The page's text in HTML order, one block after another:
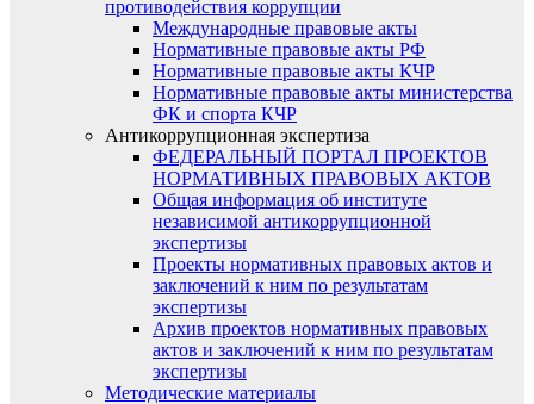
противодействия коррупции
Международные правовые акты
Нормативные правовые акты РФ
Нормативные правовые акты КЧР
Нормативные правовые акты министерства
ФК и спорта КЧР
Антикоррупционная экспертиза
ФЕДЕРАЛЬНЫЙ ПОРТАЛ ПРОЕКТОВ
НОРМАТИВНЫХ ПРАВОВЫХ АКТОВ
Общая информация об институте
независимой антикоррупционной
экспертизы
Проекты нормативных правовых актов и
заключений к ним по результатам
экспертизы
Архив проектов нормативных правовых
актов и заключений к ним по результатам
экспертизы
Методические материалы